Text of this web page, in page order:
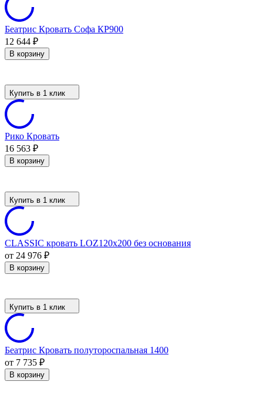
Беатрис Кровать Софа КР900
12 644 ₽
В корзину
Купить в 1 клик
Рико Кровать
16 563 ₽
В корзину
Купить в 1 клик
CLASSIC кровать LOZ120х200 без основания
от 24 976 ₽
В корзину
Купить в 1 клик
Беатрис Кровать полутороспальная 1400
от 7 735 ₽
В корзину